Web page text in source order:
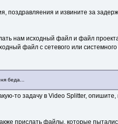
поздравляения и извините за
нам исходный файл и файл
файл с сетевого или системного
беда...
то задачу в Video Splitter,
прислать файлы, которые